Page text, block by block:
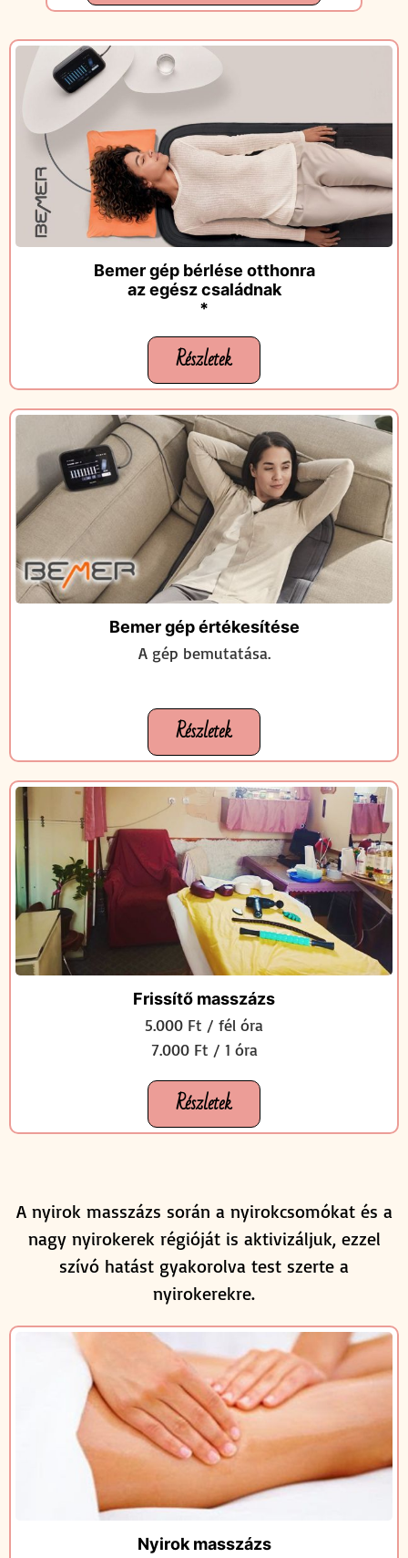
Bemer gép bérlése otthonra
az egész családnak
*
Részletek
Bemer gép értékesítése
A gép bemutatása.
Részletek
Frissítő masszázs
5.000 Ft / fél óra
7.000 Ft / 1 óra
Részletek
A nyirok masszázs során a nyirokcsomókat és a
nagy nyirokerek régióját is aktivizáljuk, ezzel
szívó hatást gyakorolva test szerte a
nyirokerekre.
Nyirok masszázs